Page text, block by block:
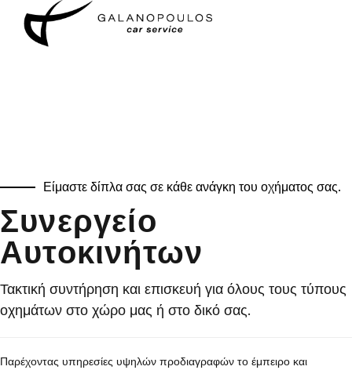
Είμαστε δίπλα σας σε κάθε ανάγκη του οχήματος σας.
Συνεργείο
Αυτοκινήτων
Τακτική συντήρηση και επισκευή για όλους τους τύπους
οχημάτων στο χώρο μας ή στο δικό σας.
Παρέχοντας υπηρεσίες υψηλών προδιαγραφών το έμπειρο και